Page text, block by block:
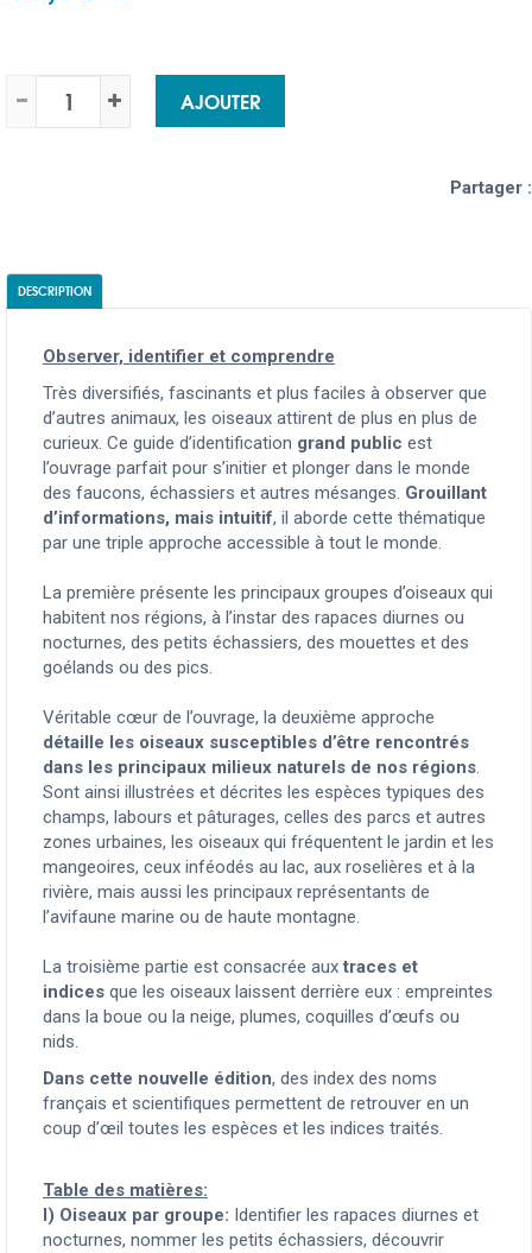
AJOUTER
Partager :
DESCRIPTION
Observer, identifier et comprendre
Très diversifiés, fascinants et plus faciles à observer que
d’autres animaux, les oiseaux attirent de plus en plus de
curieux. Ce guide d’identification grand public est
l’ouvrage parfait pour s’initier et plonger dans le monde
des faucons, échassiers et autres mésanges. Grouillant
d’informations, mais intuitif, il aborde cette thématique
par une triple approche accessible à tout le monde.
La première présente les principaux groupes d’oiseaux qui
habitent nos régions, à l’instar des rapaces diurnes ou
nocturnes, des petits échassiers, des mouettes et des
goélands ou des pics.
Véritable cœur de l’ouvrage, la deuxième approche
détaille les oiseaux susceptibles d’être rencontrés
dans les principaux milieux naturels de nos régions.
Sont ainsi illustrées et décrites les espèces typiques des
champs, labours et pâturages, celles des parcs et autres
zones urbaines, les oiseaux qui fréquentent le jardin et les
mangeoires, ceux inféodés au lac, aux roselières et à la
rivière, mais aussi les principaux représentants de
l’avifaune marine ou de haute montagne.
La troisième partie est consacrée auxtraces et
indices que les oiseaux laissent derrière eux : empreintes
dans la boue ou la neige, plumes, coquilles d’œufs ou
nids.
Dans cette nouvelle édition, des index des noms
français et scientifiques permettent de retrouver en un
coup d’œil toutes les espèces et les indices traités.
Table des matières:
I) Oiseaux par groupe: Identifier les rapaces diurnes et
nocturnes, nommer les petits échassiers, découvrir